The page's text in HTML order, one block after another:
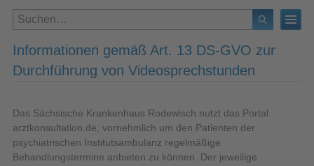
Informationen gemäß Art. 13 DS-GVO zur
Durchführung von Videosprechstunden
Das Sächsische Krankenhaus Rodewisch nutzt das Portal
arztkonsultation.de, vornehmlich um den Patienten der
psychiatrischen Institutsambulanz regelmäßige
Behandlungstermine anbieten zu können. Der jeweilige